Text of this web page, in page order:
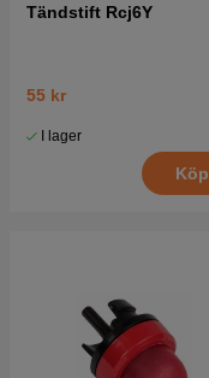
Tändstift Rcj6Y
55 kr
I lager
Köp